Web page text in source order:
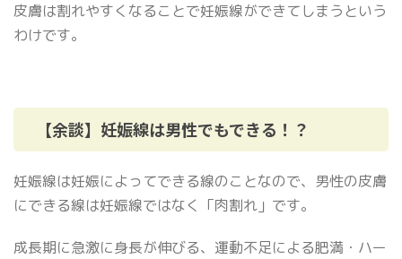
皮膚は割れやすくなることで妊娠線ができてしまうという
わけです。
【余談】妊娠線は男性でもできる！？
妊娠線は妊娠によってできる線のことなので、男性の皮膚
にできる線は妊娠線ではなく「肉割れ」です。
成長期に急激に身長が伸びる、運動不足による肥満・ハー